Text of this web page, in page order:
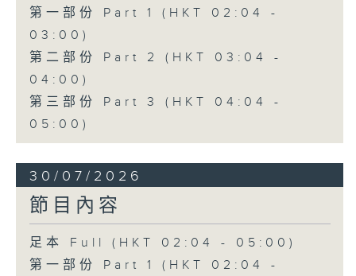
第一部份 Part 1 (HKT 02:04 -
03:00)
第二部份 Part 2 (HKT 03:04 -
04:00)
第三部份 Part 3 (HKT 04:04 -
05:00)
30/07/2026
節目內容
足本 Full (HKT 02:04 - 05:00)
第一部份 Part 1 (HKT 02:04 -